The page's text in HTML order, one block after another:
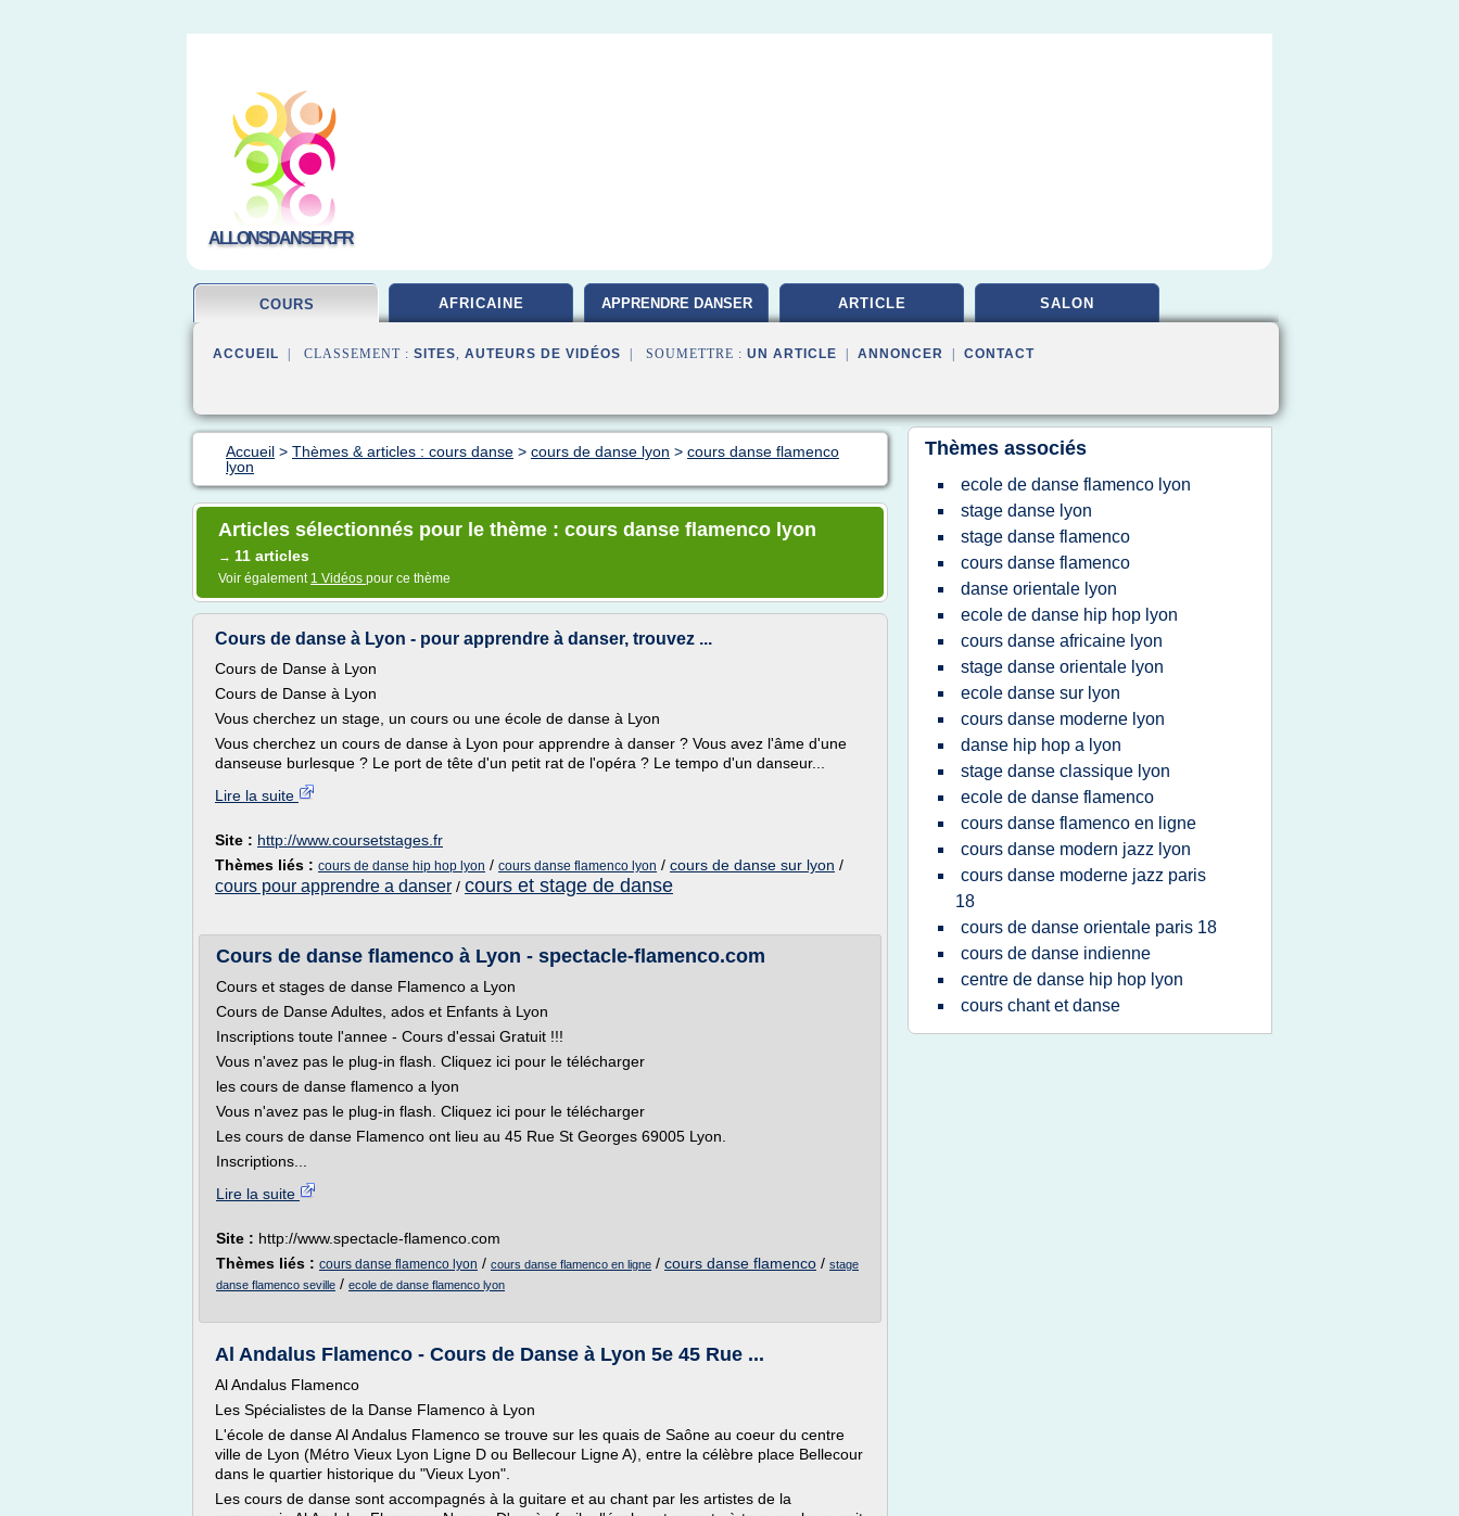
ALLONSDANSER.FR
COURS AFRICAINE APPRENDRE DANSER ARTICLE SALON
ACCUEIL | CLASSEMENT : SITES, AUTEURS DE VIDÉOS | SOUMETTRE : UN ARTICLE ANNONCER CONTACT
Accueil > Thèmes & articles : cours danse > cours de danse lyon > cours danse flamenco
lyon
Articles sélectionnés pour le thème : cours danse flamenco lyon
→ 11 articles
Voir également 1 Vidéos pour ce thème
Cours de danse à Lyon - pour apprendre à danser, trouvez ...
Cours de Danse à Lyon
Cours de Danse à Lyon
Vous cherchez un stage, un cours ou une école de danse à Lyon
Vous cherchez un cours de danse à Lyon pour apprendre à danser ? Vous avez l'âme d'une
danseuse burlesque ? Le port de tête d'un petit rat de l'opéra ? Le tempo d'un danseur...
Lire la suite
Site : http://www.coursetstages.fr
Thèmes liés : cours de danse hip hop lyon / cours danse flamenco lyon / cours de danse sur lyon /
cours pour apprendre a danser / cours et stage de danse
Cours de danse flamenco à Lyon - spectacle-flamenco.com
Cours et stages de danse Flamenco a Lyon
Cours de Danse Adultes, ados et Enfants à Lyon
Inscriptions toute l'annee - Cours d'essai Gratuit !!!
Vous n'avez pas le plug-in flash. Cliquez ici pour le télécharger
les cours de danse flamenco a lyon
Vous n'avez pas le plug-in flash. Cliquez ici pour le télécharger
Les cours de danse Flamenco ont lieu au 45 Rue St Georges 69005 Lyon.
Inscriptions...
Lire la suite
Site : http://www.spectacle-flamenco.com
Thèmes liés : cours danse flamenco lyon / cours danse flamenco en ligne / cours danse flamenco / stage
danse flamenco seville / ecole de danse flamenco lyon
Al Andalus Flamenco - Cours de Danse à Lyon 5e 45 Rue ...
Al Andalus Flamenco
Les Spécialistes de la Danse Flamenco à Lyon
L'école de danse Al Andalus Flamenco se trouve sur les quais de Saône au coeur du centre
ville de Lyon (Métro Vieux Lyon Ligne D ou Bellecour Ligne A), entre la célèbre place Bellecour
dans le quartier historique du "Vieux Lyon".
Les cours de danse sont accompagnés à la guitare et au chant par les artistes de la
Thèmes associés
ecole de danse flamenco lyon
stage danse lyon
stage danse flamenco
cours danse flamenco
danse orientale lyon
ecole de danse hip hop lyon
cours danse africaine lyon
stage danse orientale lyon
ecole danse sur lyon
cours danse moderne lyon
danse hip hop a lyon
stage danse classique lyon
ecole de danse flamenco
cours danse flamenco en ligne
cours danse modern jazz lyon
cours danse moderne jazz paris
18
cours de danse orientale paris 18
cours de danse indienne
centre de danse hip hop lyon
cours chant et danse